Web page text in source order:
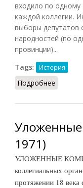
входило по одному
каждой коллегии.
выборы депутатов
народностей (по
провинции)...
Tags:
История
Подробнее
1971)
УЛОЖЕННЫЕ
коллегиальных
протяжении 18 века